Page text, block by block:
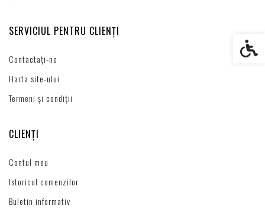
SERVICIUL PENTRU CLIENȚI
Contactați-ne
Harta site-ului
Termeni și condiții
CLIENȚI
Contul meu
Istoricul comenzilor
Buletin informativ
Setări